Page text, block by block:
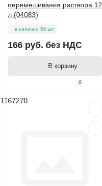
0
перемешивания раствора 12
л (04083)
в наличии 50 шт.
166 руб. без НДС
В корзину
1167270